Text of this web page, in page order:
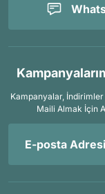
Kampanyalar,
Maili Almak İçin